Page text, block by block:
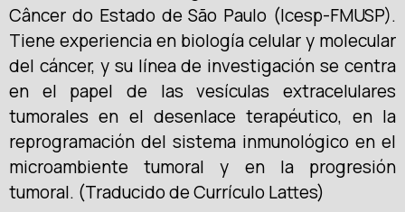
Câncer do Estado de São Paulo (Icesp-FMUSP).
Tiene experiencia en biología celular y molecular
del cáncer, y su línea de investigación se centra
en el papel de las vesículas extracelulares
tumorales en el desenlace terapéutico, en la
reprogramación del sistema inmunológico en el
microambiente tumoral y en la progresión
tumoral. (Traducido de Currículo Lattes)